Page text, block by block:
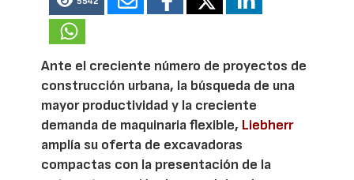
Ante el creciente número de proyectos de
construcción urbana, la búsqueda de una
mayor productividad y la creciente
demanda de maquinaria flexible, Liebherr
amplía su oferta de excavadoras
compactas con la presentación de la